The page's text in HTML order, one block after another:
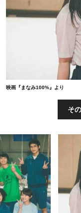
映画『まなみ100%』より
そ